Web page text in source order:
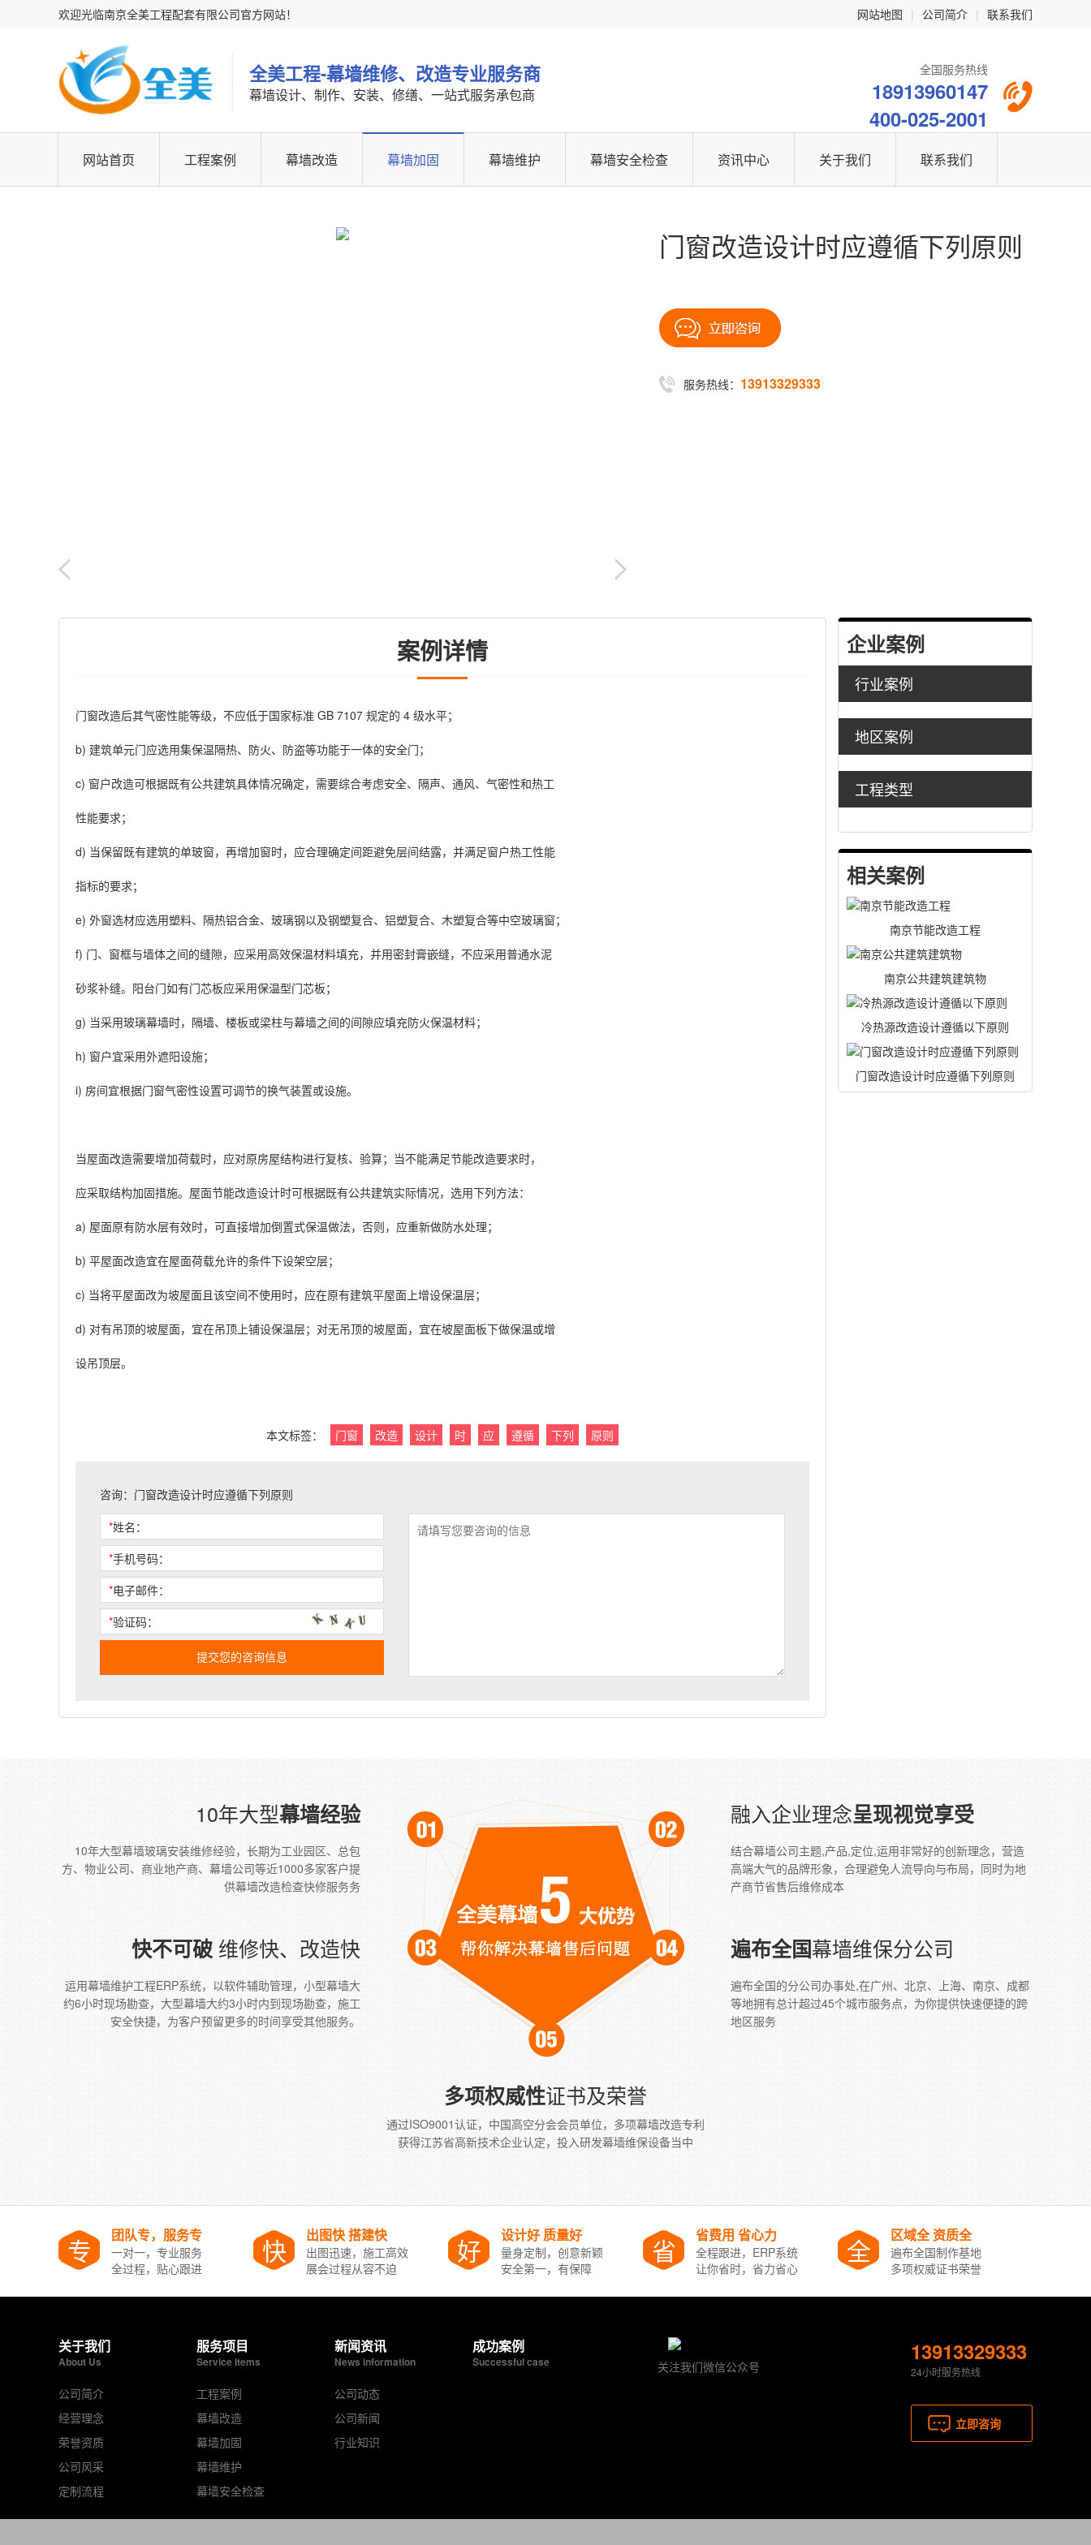
网站地图 | 公司简介 | 联系我们
欢迎光临南京全美工程配套有限公司官方网站！
全美工程-幕墙维修、改造专业服务商
幕墙设计、制作、安装、修缮、一站式服务承包商
全国服务热线
18913960147
400-025-2001
网站首页 工程案例 幕墙改造 幕墙加固 幕墙维护 幕墙安全检查 资讯中心 关于我们 联系我们
门窗改造设计时应遵循下列原则
服务热线： 13913329333
企业案例
行业案例
地区案例
工程类型
相关案例
南京节能改造工程
南京公共建筑建筑物
冷热源改造设计遵循以下原则
门窗改造设计时应遵循下列原则
案例详情
门窗改造后其气密性能等级，不应低于国家标准 GB 7107 规定的 4 级水平；
b) 建筑单元门应选用集保温隔热、防火、防盗等功能于一体的安全门；
c) 窗户改造可根据既有公共建筑具体情况确定，需要综合考虑安全、隔声、通风、气密性和热工
性能要求；
d) 当保留既有建筑的单玻窗，再增加窗时，应合理确定间距避免层间结露，并满足窗户热工性能
指标的要求；
e) 外窗选材应选用塑料、隔热铝合金、玻璃钢以及钢塑复合、铝塑复合、木塑复合等中空玻璃窗；
f) 门、窗框与墙体之间的缝隙，应采用高效保温材料填充，并用密封膏嵌缝，不应采用普通水泥
砂浆补缝。阳台门如有门芯板应采用保温型门芯板；
g) 当采用玻璃幕墙时，隔墙、楼板或梁柱与幕墙之间的间隙应填充防火保温材料；
h) 窗户宜采用外遮阳设施；
i) 房间宜根据门窗气密性设置可调节的换气装置或设施。
当屋面改造需要增加荷载时，应对原房屋结构进行复核、验算；当不能满足节能改造要求时，
应采取结构加固措施。屋面节能改造设计时可根据既有公共建筑实际情况，选用下列方法：
a) 屋面原有防水层有效时，可直接增加倒置式保温做法，否则，应重新做防水处理；
b) 平屋面改造宜在屋面荷载允许的条件下设架空层；
c) 当将平屋面改为坡屋面且该空间不使用时，应在原有建筑平屋面上增设保温层；
d) 对有吊顶的坡屋面，宜在吊顶上铺设保温层；对无吊顶的坡屋面，宜在坡屋面板下做保温或增
设吊顶层。
本文标签： 门窗 改造 设计 时 应 遵循 下列 原则
咨询：门窗改造设计时应遵循下列原则
*姓名：
*手机号码：
*电子邮件：
*验证码：
提交您的咨询信息
10年大型幕墙经验
10年大型幕墙玻璃安装维修经验，长期为工业园区、总包
方、物业公司、商业地产商、幕墙公司等近1000多家客户提
供幕墙改造检查快修服务务
融入企业理念呈现视觉享受
结合幕墙公司主题,产品,定位,运用非常好的创新理念，营造
高端大气的品牌形象，合理避免人流导向与布局，同时为地
产商节省售后维修成本
快不可破 维修快、改造快
运用幕墙维护工程ERP系统，以软件辅助管理，小型幕墙大
约6小时现场勘查，大型幕墙大约3小时内到现场勘查，施工
安全快捷，为客户预留更多的时间享受其他服务。
遍布全国幕墙维保分公司
遍布全国的分公司办事处,在广州、北京、上海、南京、成都
等地拥有总计超过45个城市服务点，为你提供快速便捷的跨
地区服务
多项权威性证书及荣誉
通过ISO9001认证，中国高空分会会员单位，多项幕墙改造专利
获得江苏省高新技术企业认定，投入研发幕墙维保设备当中
专 团队专，服务专
一对一，专业服务
全过程，贴心跟进
快 出图快 搭建快
出图迅速，施工高效
展会过程从容不迫
好 设计好 质量好
量身定制，创意新颖
安全第一，有保障
省 省费用 省心力
全程跟进，ERP系统
让你省时，省力省心
全 区域全 资质全
遍布全国制作基地
多项权威证书荣誉
关于我们
About Us
公司简介
经营理念
荣誉资质
公司风采
定制流程
服务项目
Service Items
工程案例
幕墙改造
幕墙加固
幕墙维护
幕墙安全检查
新闻资讯
News information
公司动态
公司新闻
行业知识
成功案例
Successful case 关注我们微信公众号
13913329333
24小时服务热线
立即咨询